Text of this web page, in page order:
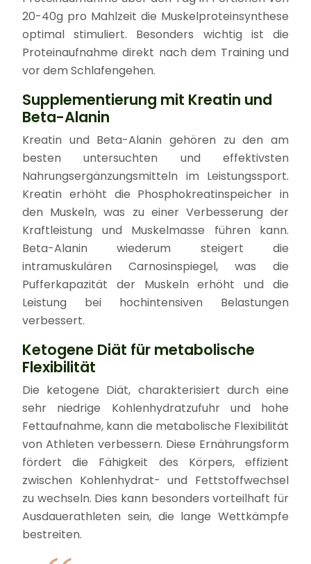
20-40g pro Mahlzeit die Muskelproteinsynthese
optimal stimuliert. Besonders wichtig ist die
Proteinaufnahme direkt nach dem Training und
vor dem Schlafengehen.
Supplementierung mit Kreatin und
Beta-Alanin
Kreatin und Beta-Alanin gehören zu den am
besten untersuchten und effektivsten
Nahrungsergänzungsmitteln im Leistungssport.
Kreatin erhöht die Phosphokreatinspeicher in
den Muskeln, was zu einer Verbesserung der
Kraftleistung und Muskelmasse führen kann.
Beta-Alanin wiederum steigert die
intramuskulären Carnosinspiegel, was die
Pufferkapazität der Muskeln erhöht und die
Leistung bei hochintensiven Belastungen
verbessert.
Ketogene Diät für metabolische
Flexibilität
Die ketogene Diät, charakterisiert durch eine
sehr niedrige Kohlenhydratzufuhr und hohe
Fettaufnahme, kann die metabolische Flexibilität
von Athleten verbessern. Diese Ernährungsform
fördert die Fähigkeit des Körpers, effizient
zwischen Kohlenhydrat- und Fettstoffwechsel
zu wechseln. Dies kann besonders vorteilhaft für
Ausdauerathleten sein, die lange Wettkämpfe
bestreiten.